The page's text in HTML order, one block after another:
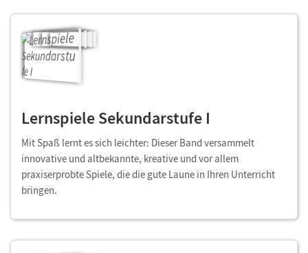
Lernspiele Sekundarstufe I
Mit Spaß lernt es sich leichter: Dieser Band versammelt
innovative und altbekannte, kreative und vor allem
praxiserprobte Spiele, die die gute Laune in Ihren Unterricht
bringen.